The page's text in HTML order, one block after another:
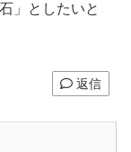
」としたいと
返信